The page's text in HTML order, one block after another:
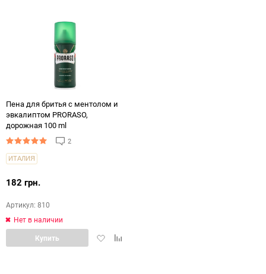
Пена для бритья с ментолом и
эвкалиптом PRORASO,
дорожная 100 ml
2
ИТАЛИЯ
182 грн.
Артикул: 810
Нет в наличии
ДобавитьДобавить
Купить